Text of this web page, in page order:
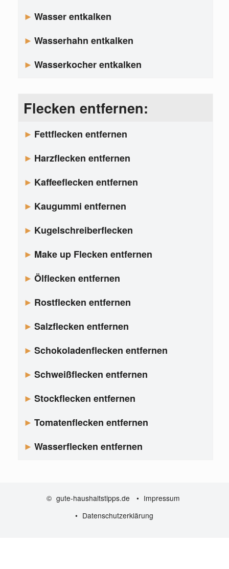
Wasser entkalken
Wasserhahn entkalken
Wasserkocher entkalken
Flecken entfernen:
Fettflecken entfernen
Harzflecken entfernen
Kaffeeflecken entfernen
Kaugummi entfernen
Kugelschreiberflecken
Make up Flecken entfernen
Ölflecken entfernen
Rostflecken entfernen
Salzflecken entfernen
Schokoladenflecken entfernen
Schweißflecken entfernen
Stockflecken entfernen
Tomatenflecken entfernen
Wasserflecken entfernen
© gute-haushaltstipps.de • Impressum
• Datenschutzerklärung